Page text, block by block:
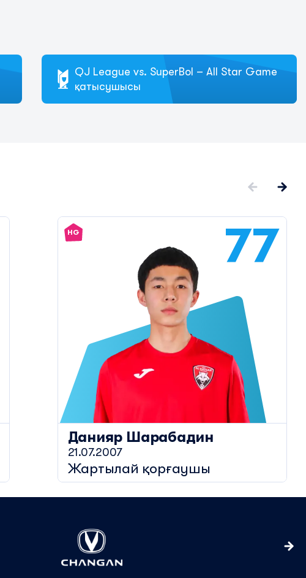
QJ League vs. SuperBol – All Star Game
қатысушысы
HG 77
Данияр Шарабадин
21.07.2007
Жартылай қорғаушы